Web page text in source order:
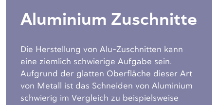
Aluminium Zuschnitte
Die Herstellung von Alu-Zuschnitten kann
eine ziemlich schwierige Aufgabe sein.
Aufgrund der glatten Oberfläche dieser Art
von Metall ist das Schneiden von Aluminium
schwierig im Vergleich zu beispielsweise